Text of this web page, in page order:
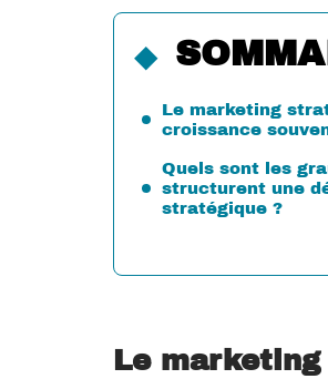
Le marketing
croissance
Quels sont les
structurent une
stratégique ?
Le